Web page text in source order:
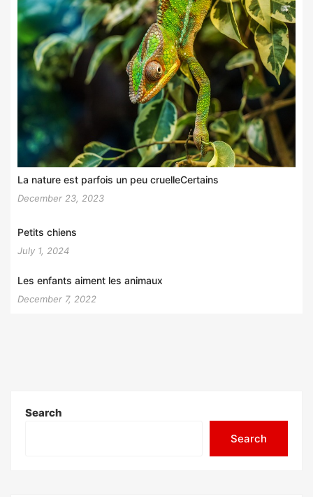
La nature est parfois un peu cruelleCertains
December 23, 2023
Petits chiens
July 1, 2024
Les enfants aiment les animaux
December 7, 2022
Search
Search